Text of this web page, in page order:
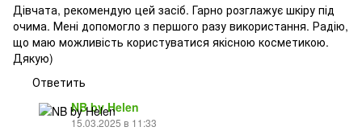
Дівчата, рекомендую цей засіб. Гарно розглажує шкіру під
очима. Мені допомогло з першого разу використання. Радію,
що маю можливість користуватися якісною косметикою.
Дякую)
Ответить
NB by Helen
15.03.2025 в 11:33